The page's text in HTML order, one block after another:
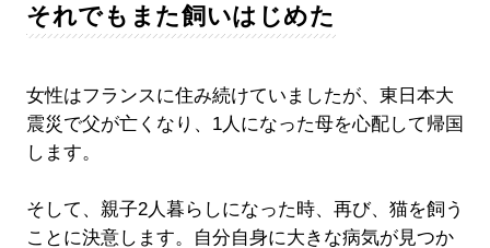
それでもまた飼いはじめた
女性はフランスに住み続けていましたが、東日本大
震災で父が亡くなり、1人になった母を心配して帰国
します。
そして、親子2人暮らしになった時、再び、猫を飼う
ことに決意します。自分自身に大きな病気が見つか